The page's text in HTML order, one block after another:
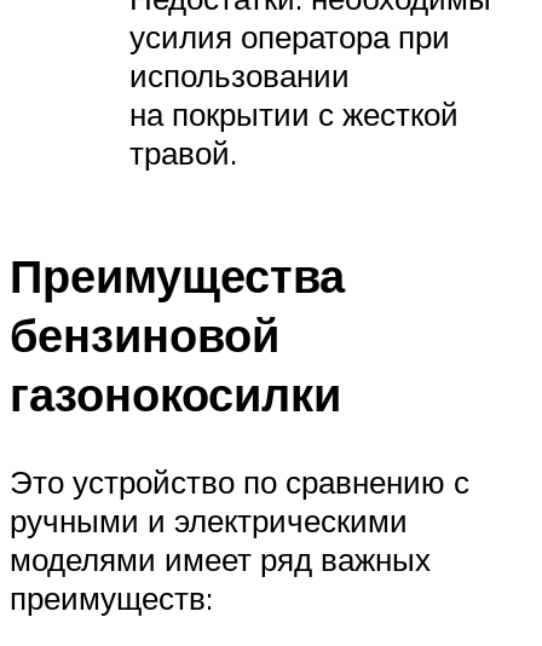
усилия оператора при
использовании
на покрытии с жесткой
травой.
Преимущества
бензиновой
газонокосилки
Это устройство по сравнению с
ручными и электрическими
моделями имеет ряд важных
преимуществ: